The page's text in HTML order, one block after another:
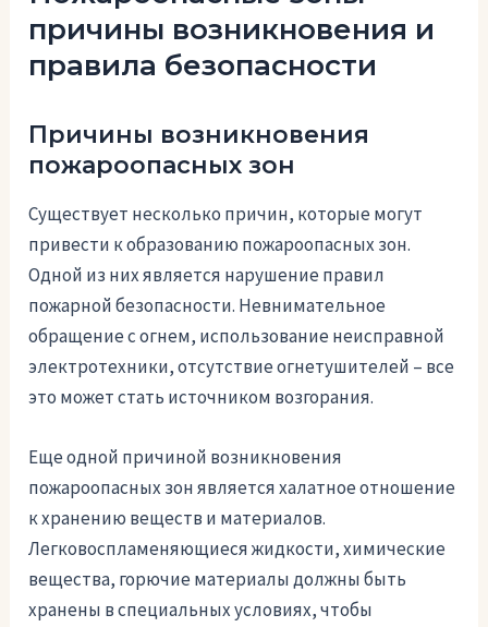
причины возникновения и
правила безопасности
Причины возникновения
пожароопасных зон
Существует несколько причин, которые могут
привести к образованию пожароопасных зон.
Одной из них является нарушение правил
пожарной безопасности. Невнимательное
обращение с огнем, использование неисправной
электротехники, отсутствие огнетушителей – все
это может стать источником возгорания.
Еще одной причиной возникновения
пожароопасных зон является халатное отношение
к хранению веществ и материалов.
Легковоспламеняющиеся жидкости, химические
вещества, горючие материалы должны быть
хранены в специальных условиях, чтобы